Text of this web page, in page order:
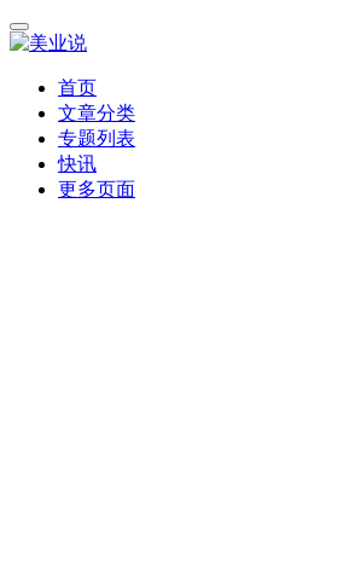
首页
文章分类
专题列表
快讯
更多页面